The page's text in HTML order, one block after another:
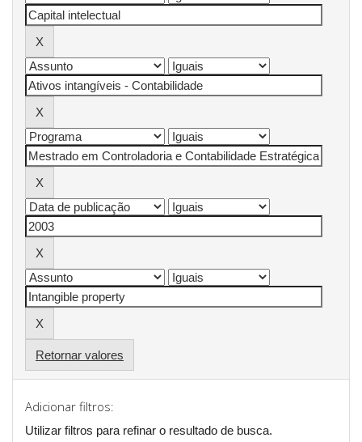
Retornar valores
Adicionar filtros:
Utilizar filtros para refinar o resultado de busca.